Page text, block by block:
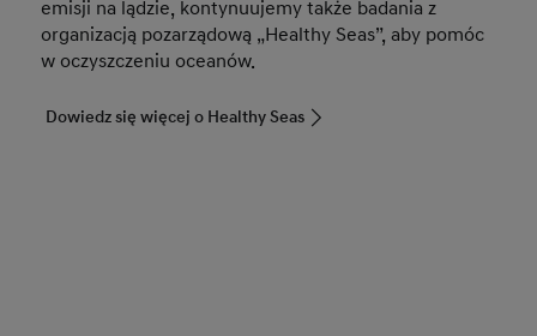
emisji na lądzie, kontynuujemy także badania z
organizacją pozarządową „Healthy Seas”, aby pomóc
w oczyszczeniu oceanów.
Dowiedz się więcej o Healthy Seas